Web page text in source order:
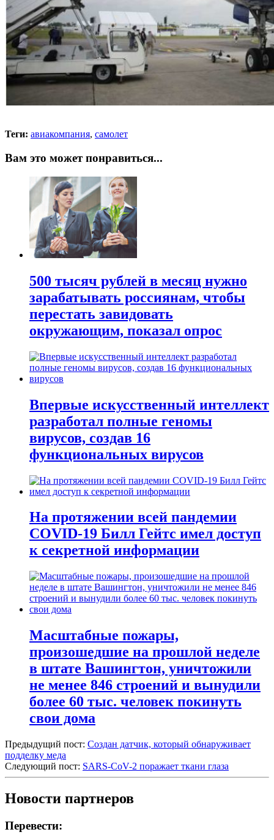
Теги: авиакомпания, самолет
Вам это может понравиться...
500 тысяч рублей в месяц нужно
зарабатывать россиянам, чтобы
перестать завидовать
окружающим, показал опрос
Впервые искусственный интеллект
разработал полные геномы
вирусов, создав 16
функциональных вирусов
На протяжении всей пандемии
COVID-19 Билл Гейтс имел доступ
к секретной информации
Масштабные пожары,
произошедшие на прошлой неделе
в штате Вашингтон, уничтожили
не менее 846 строений и вынудили
более 60 тыс. человек покинуть
свои дома
Предыдущий пост: Создан датчик, который обнаруживает
подделку меда
Следующий пост: SARS-CoV-2 поражает ткани глаза
Новости партнеров
Перевести: